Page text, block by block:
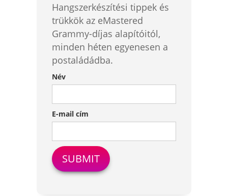
Hangszerkészítési tippek és
trükkök az eMastered
Grammy-díjas alapítóitól,
minden héten egyenesen a
postaládádba.
Név
E-mail cím